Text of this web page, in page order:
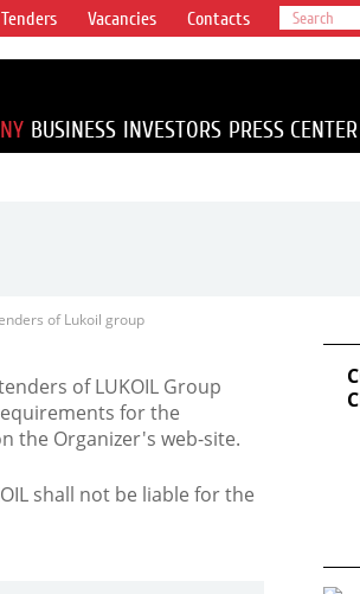
Tenders Vacancies Contacts
BUSINESS INVESTORS PRESS CENTER
of Lukoil group
of LUKOIL Group
for the
the Organizer's web-site.
shall not be liable for the